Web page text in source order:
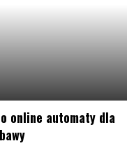
online automaty dla